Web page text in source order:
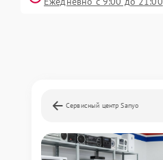
Сервисный центр Sanyo